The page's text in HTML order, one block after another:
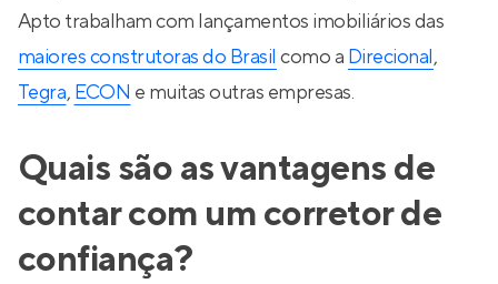
Apto trabalham com lançamentos imobiliários das
maiores construtoras do Brasil como a Direcional,
Tegra, ECON e muitas outras empresas.
Quais são as vantagens de
contar com um corretor de
confiança?